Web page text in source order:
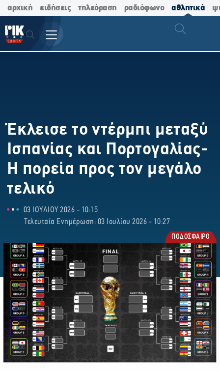
αρχική ειδήσεις τηλεόραση ραδιόφωνο αθλητικά
Έκλεισε το ντέρμπι μεταξύ
Ισπανίας και Πορτογαλίας-
Η πορεία προς τον μεγάλο
τελικό
03 ΙΟΥΛΙΟΥ 2026 - 10:15
Τελευταία Ενημέρωση: 03 Ιουλίου 2026 - 10:27
ΠΟΔΟΣΦΑΙΡΟ